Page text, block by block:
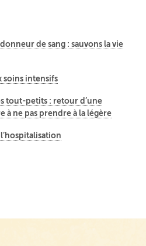
de sang : sauvons la vie
soins intensifs
tout-petits : retour d’une
à ne pas prendre à la légère